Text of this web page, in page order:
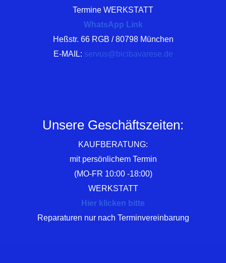
Termine WERKSTATT
WhatsApp Link
Heßstr. 66 RGB / 80798 München
E-MAIL: servus@bicibavarese.de
Unsere Geschäftszeiten:
KAUFBERATUNG:
mit persönlichem Termin
(MO-FR 10:00 -18:00)
WERKSTATT
Hier klicken bitte
Reparaturen nur nach Terminvereinbarung